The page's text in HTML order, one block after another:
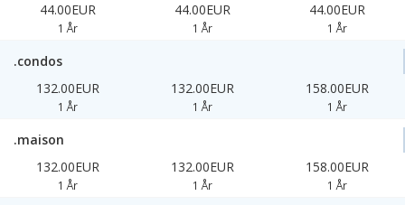
44.00EUR
1 År
44.00EUR
1 År
44.00EUR
1 År
.condos
132.00EUR
1 År
132.00EUR
1 År
158.00EUR
1 År
.maison
132.00EUR
1 År
132.00EUR
1 År
158.00EUR
1 År